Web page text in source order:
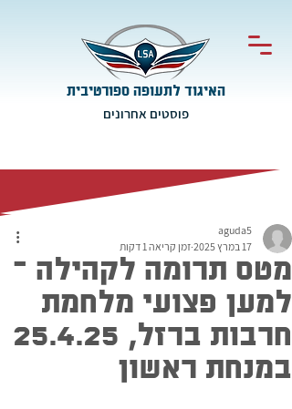
האיגוד לתעופה ספורטיבית
פוסטים אחרונים
מטס תרומה לקהילה –
למען פצועי מלחמת
חרבות ברזל, 25.4.25
במנחת ראשון
aguda5
17 במרץ 2025
זמן קריאה 1 דקות